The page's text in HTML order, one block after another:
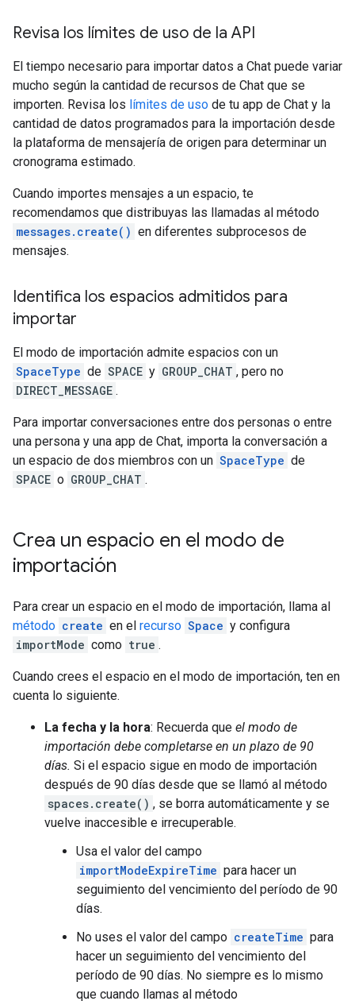
Revisa los límites de uso de la API
El tiempo necesario para importar datos a Chat puede variar
mucho según la cantidad de recursos de Chat que se
importen. Revisa los límites de uso de tu app de Chat y la
cantidad de datos programados para la importación desde
la plataforma de mensajería de origen para determinar un
cronograma estimado.
Cuando importes mensajes a un espacio, te
recomendamos que distribuyas las llamadas al método
messages.create() en diferentes subprocesos de
mensajes.
Identifica los espacios admitidos para
importar
El modo de importación admite espacios con un
SpaceType de SPACE y GROUP_CHAT , pero no
DIRECT_MESSAGE .
Para importar conversaciones entre dos personas o entre
una persona y una app de Chat, importa la conversación a
un espacio de dos miembros con un SpaceType de
SPACE o GROUP_CHAT .
Crea un espacio en el modo de
importación
Para crear un espacio en el modo de importación, llama al
método create en el recurso Space y configura
importMode como true .
Cuando crees el espacio en el modo de importación, ten en
cuenta lo siguiente.
La fecha y la hora: Recuerda que el modo de
importación debe completarse en un plazo de 90
días. Si el espacio sigue en modo de importación
después de 90 días desde que se llamó al método
spaces.create() , se borra automáticamente y se
vuelve inaccesible e irrecuperable.
Usa el valor del campo
importModeExpireTime para hacer un
seguimiento del vencimiento del período de 90
días.
No uses el valor del campo createTime para
hacer un seguimiento del vencimiento del
período de 90 días. No siempre es lo mismo
que cuando llamas al método